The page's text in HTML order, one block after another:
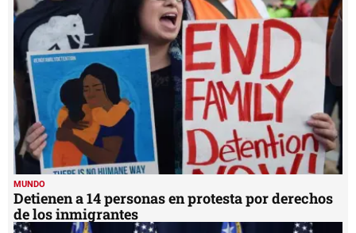
minutes,
0
MUNDO
Detienen a 14 personas en protesta por derechos
de los inmigrantes